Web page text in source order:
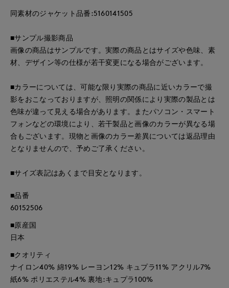
同素材のジャケット品番:5160141505
■サンプル撮影商品
画像の商品はサンプルです。実際の商品とはサイズや色味、素
材、デザイン等の仕様が若干変更になる場合がございます。
■カラーについては、可能な限り実際の商品に近いカラーで撮
影をおこなっておりますが、照明の関係により実際の製品とは
色味が違って見える場合があります。またパソコン・スマート
フォンなどの環境により、若干製品と画像のカラーが異なる場
合もございます。現物と画像のカラー差異については返品理由
となりませんので、予めご了承ください。
■サイズ表記はあくまで目安となります。
■品番
60152506
■原産国
日本
■クオリティ
ナイロン40% 綿19% レーヨン12% キュプラ11% アクリル7%
紙6% ポリエステル4% 裏地:キュプラ100%